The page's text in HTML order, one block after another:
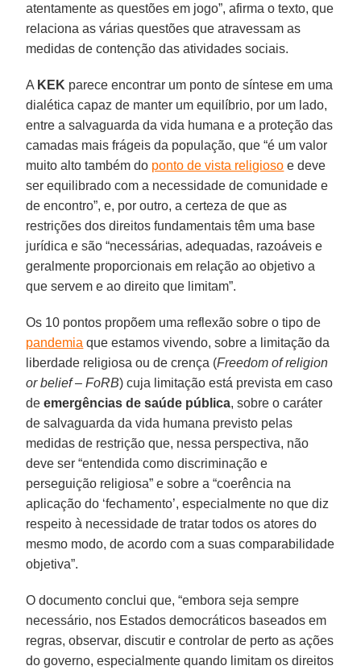
atentamente as questões em jogo”, afirma o texto, que
relaciona as várias questões que atravessam as
medidas de contenção das atividades sociais.
A KEK parece encontrar um ponto de síntese em uma
dialética capaz de manter um equilíbrio, por um lado,
entre a salvaguarda da vida humana e a proteção das
camadas mais frágeis da população, que “é um valor
muito alto também do ponto de vista religioso e deve
ser equilibrado com a necessidade de comunidade e
de encontro”, e, por outro, a certeza de que as
restrições dos direitos fundamentais têm uma base
jurídica e são “necessárias, adequadas, razoáveis e
geralmente proporcionais em relação ao objetivo a
que servem e ao direito que limitam”.
Os 10 pontos propõem uma reflexão sobre o tipo de
pandemia que estamos vivendo, sobre a limitação da
liberdade religiosa ou de crença (Freedom of religion
or belief – FoRB) cuja limitação está prevista em caso
deemergências de saúde pública, sobre o caráter
de salvaguarda da vida humana previsto pelas
medidas de restrição que, nessa perspectiva, não
deve ser “entendida como discriminação e
perseguição religiosa” e sobre a “coerência na
aplicação do ‘fechamento’, especialmente no que diz
respeito à necessidade de tratar todos os atores do
mesmo modo, de acordo com a suas comparabilidade
objetiva”.
O documento conclui que, “embora seja sempre
necessário, nos Estados democráticos baseados em
regras, observar, discutir e controlar de perto as ações
do governo, especialmente quando limitam os direitos